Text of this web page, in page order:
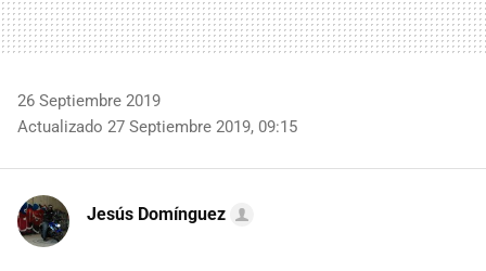
26 Septiembre 2019
Actualizado 27 Septiembre 2019, 09:15
Jesús Domínguez